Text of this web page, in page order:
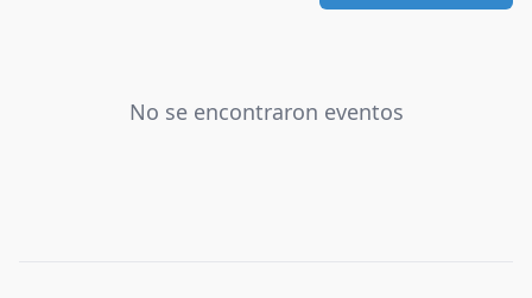
No se encontraron eventos